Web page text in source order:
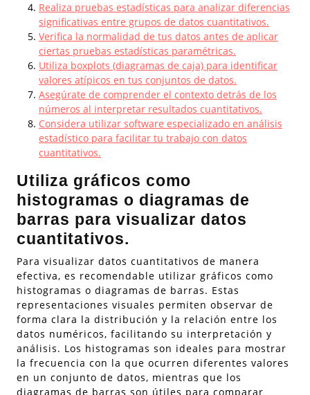
Realiza pruebas estadísticas para analizar diferencias
significativas entre grupos de datos cuantitativos.
Verifica la normalidad de tus datos antes de aplicar
ciertas pruebas estadísticas paramétricas.
Utiliza boxplots (diagramas de caja) para identificar
valores atípicos en tus conjuntos de datos.
Asegúrate de comprender el contexto detrás de los
números al interpretar resultados cuantitativos.
Considera utilizar software especializado en análisis
estadístico para facilitar tu trabajo con datos
cuantitativos.
Utiliza gráficos como
histogramas o diagramas de
barras para visualizar datos
cuantitativos.
Para visualizar datos cuantitativos de manera
efectiva, es recomendable utilizar gráficos como
histogramas o diagramas de barras. Estas
representaciones visuales permiten observar de
forma clara la distribución y la relación entre los
datos numéricos, facilitando su interpretación y
análisis. Los histogramas son ideales para mostrar
la frecuencia con la que ocurren diferentes valores
en un conjunto de datos, mientras que los
diagramas de barras son útiles para comparar